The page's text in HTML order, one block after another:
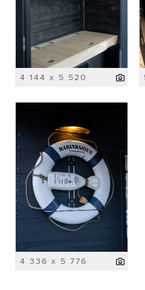
4 144 x 5 520
4 336 x 5 776